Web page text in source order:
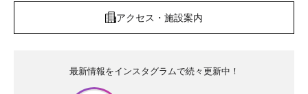
アクセス・施設案内
最新情報をインスタグラムで続々更新中！